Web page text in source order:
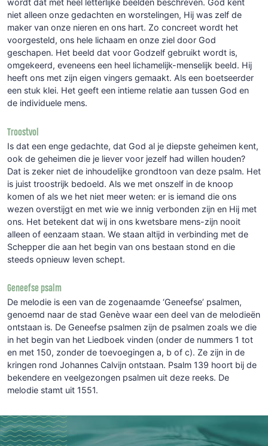
wordt dat met heel letterlijke beelden beschreven. God kent
niet alleen onze gedachten en worstelingen, Hij was zelf de
maker van onze nieren en ons hart. Zo concreet wordt het
voorgesteld, ons hele lichaam en onze ziel door God
geschapen. Het beeld dat voor Godzelf gebruikt wordt is,
omgekeerd, eveneens een heel lichamelijk-menselijk beeld. Hij
heeft ons met zijn eigen vingers gemaakt. Als een boetseerder
een stuk klei. Het geeft een intieme relatie aan tussen God en
de individuele mens.
Troostvol
Is dat een enge gedachte, dat God al je diepste geheimen kent,
ook de geheimen die je liever voor jezelf had willen houden?
Dat is zeker niet de inhoudelijke grondtoon van deze psalm. Het
is juist troostrijk bedoeld. Als we met onszelf in de knoop
komen of als we het niet meer weten: er is iemand die ons
wezen overstijgt en met wie we innig verbonden zijn en Hij met
ons. Het betekent dat wij in ons kwetsbare mens-zijn nooit
alleen of eenzaam staan. We staan altijd in verbinding met de
Schepper die aan het begin van ons bestaan stond en die
steeds opnieuw leven schept.
Geneefse psalm
De melodie is een van de zogenaamde ‘Geneefse’ psalmen,
genoemd naar de stad Genève waar een deel van de melodieën
ontstaan is. De Geneefse psalmen zijn de psalmen zoals we die
in het begin van het Liedboek vinden (onder de nummers 1 tot
en met 150, zonder de toevoegingen a, b of c). Ze zijn in de
kringen rond Johannes Calvijn ontstaan. Psalm 139 hoort bij de
bekendere en veelgezongen psalmen uit deze reeks. De
melodie stamt uit 1551.